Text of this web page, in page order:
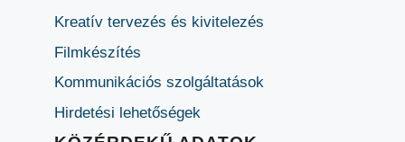
Kreatív tervezés és kivitelezés
Filmkészítés
Kommunikációs szolgáltatások
Hirdetési lehetőségek